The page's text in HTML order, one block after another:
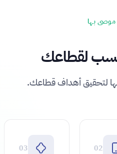
بها
لقطاعك
لتحقيق أهداف قطاعك.
02
03